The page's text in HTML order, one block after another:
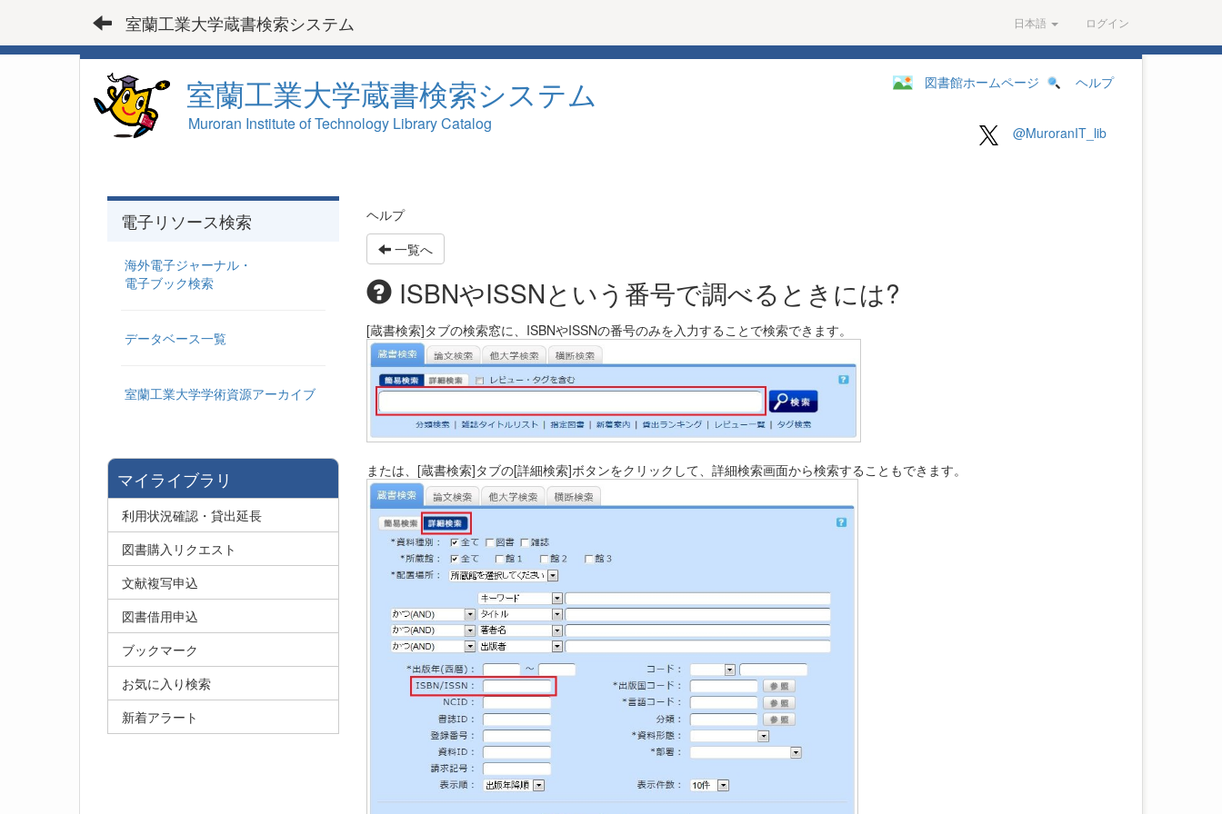
室蘭工業大学蔵書検索システム 日本語 ログイン
室蘭工業大学蔵書検索システム
Muroran Institute of Technology Library Catalog
図書館ホームページ ヘルプ
@MuroranIT_lib
ヘルプ
一覧へ
ISBNやISSNという番号で調べるときには?
[蔵書検索]タブの検索窓に、ISBNやISSNの番号のみを入力することで検索できます。
または、[蔵書検索]タブの[詳細検索]ボタンをクリックして、詳細検索画面から検索することもできます。
電子リソース検索
海外電子ジャーナル・
電子ブック検索
データベース一覧
室蘭工業大学学術資源アーカイブ
マイライブラリ
利用状況確認・貸出延長
図書購入リクエスト
文献複写申込
図書借用申込
ブックマーク
お気に入り検索
新着アラート